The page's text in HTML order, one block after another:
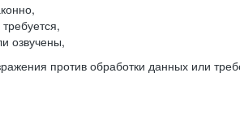
озвучены,
против обработки данных или